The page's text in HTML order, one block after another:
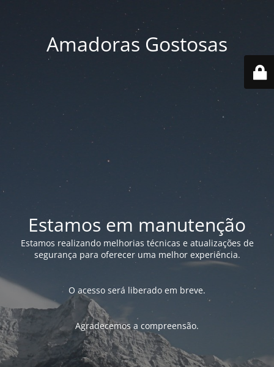
Amadoras Gostosas
Estamos em manutenção
Estamos realizando melhorias técnicas e atualizações de
segurança para oferecer uma melhor experiência.
O acesso será liberado em breve.
Agradecemos a compreensão.